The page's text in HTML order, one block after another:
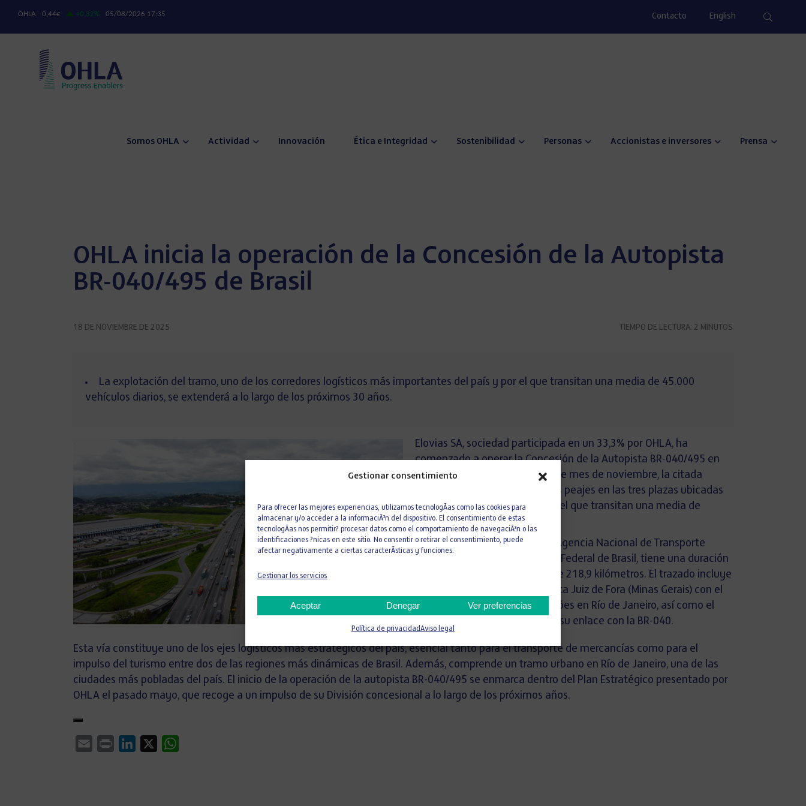
Gestionar consentimiento
Para ofrecer las mejores experiencias, utilizamos tecnologÃ­as como las cookies para
almacenar y/o acceder a la informaciÃ³n del dispositivo. El consentimiento de estas
tecnologÃ­as nos permitir? procesar datos como el comportamiento de navegaciÃ³n o las
identificaciones ?nicas en este sitio. No consentir o retirar el consentimiento, puede
afectar negativamente a ciertas caracterÃ­sticas y funciones.
Gestionar los servicios
Aceptar Denegar Ver preferencias
Política de privacidadAviso legal
Contacto English
Somos OHLA Actividad Innovación Ética e Integridad Sostenibilidad Personas Accionistas e inversores Prensa
OHLA inicia la operación de la Concesión de la Autopista
BR-040/495 de Brasil
18 DE NOVIEMBRE DE 2025 TIEMPO DE LECTURA: 2 MINUTOS
La explotación del tramo, uno de los corredores logísticos más importantes del país y por el que transitan una media de 45.000
vehículos diarios, se extenderá a lo largo de los próximos 30 años.
Elovias SA, sociedad participada en un 33,3% por OHLA, ha
comenzado a operar la Concesión de la Autopista BR-040/495 en
Brasil. De este modo, desde este mes de noviembre, la citada
sociedad asume el cobro de los peajes en las tres plazas ubicadas
en el tramo concesionado, por el que transitan una media de
45.000 vehículos cada día.
La concesión, otorgada por la Agencia Nacional de Transporte
Terrestre (ANTT) y el Gobierno Federal de Brasil, tiene una duración
de 30 años y abarca un total de 218,9 kilómetros. El trazado incluye
la carretera BR-040, que conecta Juiz de Fora (Minas Gerais) con el
intercambiador Trevo das Missões en Río de Janeiro, así como el
tramo BR-495 entre Itaipava y su enlace con la BR-040.
Esta vía constituye uno de los ejes logísticos más estratégicos del país, esencial tanto para el transporte de mercancías como para el
impulso del turismo entre dos de las regiones más dinámicas de Brasil. Además, comprende un tramo urbano en Río de Janeiro, una de las
ciudades más pobladas del país. El inicio de la operación de la autopista BR-040/495 se enmarca dentro del Plan Estratégico presentado por
OHLA el pasado mayo, que recoge a un impulso de su División concesional a lo largo de los próximos años.
Email Print LinkedIn